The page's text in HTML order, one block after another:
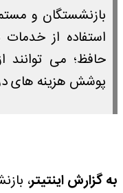
بازنشستگان و
استفاده از خدمات
حافظ؛ می توانند
پوشش هزینه های
به گزارش اینتیتر،